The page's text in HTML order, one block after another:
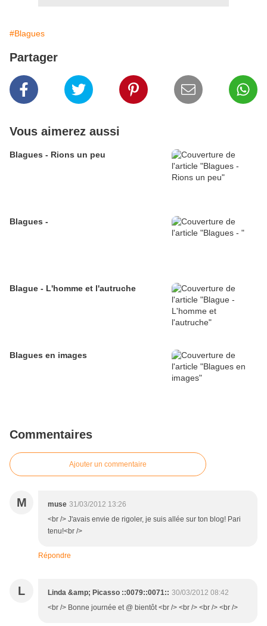
#Blagues
Partager
Vous aimerez aussi
Blagues - Rions un peu
Blagues -
Blague - L'homme et l'autruche
Blagues en images
Commentaires
Ajouter un commentaire
M muse 31/03/2012 13:26
<br /> J'avais envie de rigoler, je suis allée sur ton blog! Pari
tenu!<br />
Répondre
L Linda &amp; Picasso ::0079::0071:: 30/03/2012 08:42
<br /> Bonne journée et @ bientôt <br /> <br /> <br /> <br />